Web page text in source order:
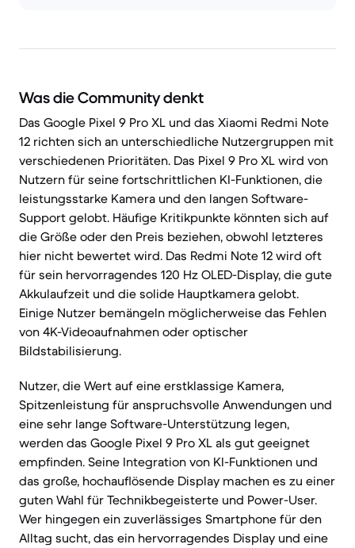
Was die Community denkt
Das Google Pixel 9 Pro XL und das Xiaomi Redmi Note
12 richten sich an unterschiedliche Nutzergruppen mit
verschiedenen Prioritäten. Das Pixel 9 Pro XL wird von
Nutzern für seine fortschrittlichen KI-Funktionen, die
leistungsstarke Kamera und den langen Software-
Support gelobt. Häufige Kritikpunkte könnten sich auf
die Größe oder den Preis beziehen, obwohl letzteres
hier nicht bewertet wird. Das Redmi Note 12 wird oft
für sein hervorragendes 120 Hz OLED-Display, die gute
Akkulaufzeit und die solide Hauptkamera gelobt.
Einige Nutzer bemängeln möglicherweise das Fehlen
von 4K-Videoaufnahmen oder optischer
Bildstabilisierung.
Nutzer, die Wert auf eine erstklassige Kamera,
Spitzenleistung für anspruchsvolle Anwendungen und
eine sehr lange Software-Unterstützung legen,
werden das Google Pixel 9 Pro XL als gut geeignet
empfinden. Seine Integration von KI-Funktionen und
das große, hochauflösende Display machen es zu einer
guten Wahl für Technikbegeisterte und Power-User.
Wer hingegen ein zuverlässiges Smartphone für den
Alltag sucht, das ein hervorragendes Display und eine